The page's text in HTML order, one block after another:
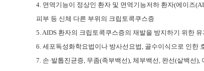
4. 면역기능이 정상인 환자 및 면역기능저하 환자(에이즈
피부 등 신체 다른 부위의 크립토콕쿠스증
5. AIDS 환자의 크립토콕쿠스증의 재발을 방지하기 위한 유
6. 세포독성화학요법이나 방사선요법, 골수이식으로 인한
7. 손·발톱진균증, 무좀(족부백선), 체부백선, 완선(샅백선